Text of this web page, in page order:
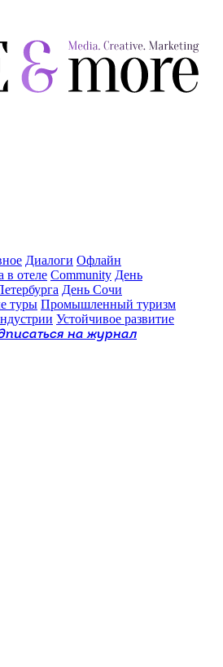
Диалоги Офлайн
в отеле Community День
День Сочи
туры Промышленный туризм
Устойчивое развитие
на журнал